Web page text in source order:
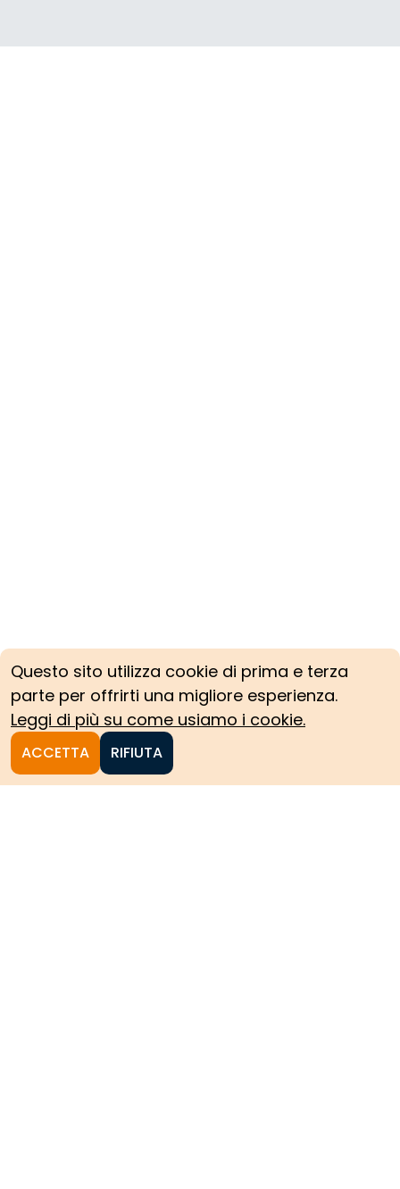
Questo sito utilizza cookie di prima e terza
parte per offrirti una migliore esperienza.
Leggi di più su come usiamo i cookie.
ACCETTA RIFIUTA